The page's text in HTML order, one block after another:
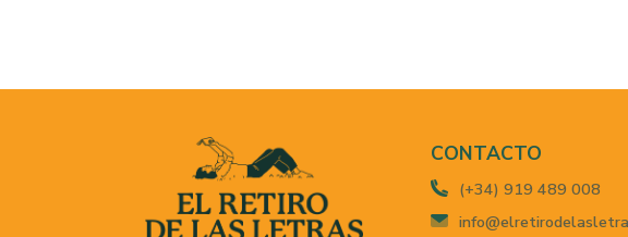
CONTACTO
(+34) 919 489 008